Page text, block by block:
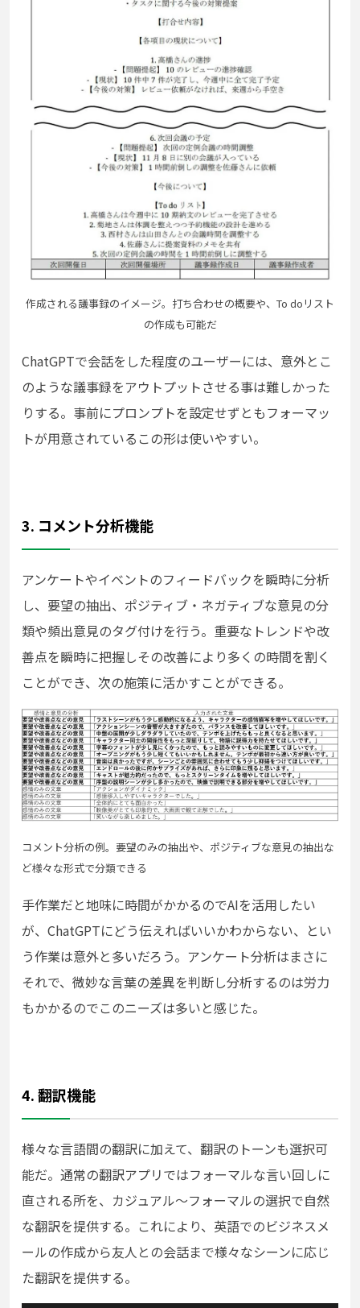
作成される議事録のイメージ。打ち合わせの概要や、To doリスト
の作成も可能だ
ChatGPTで会話をした程度のユーザーには、意外とこ
のような議事録をアウトプットさせる事は難しかった
りする。事前にプロンプトを設定せずともフォーマッ
トが用意されているこの形は使いやすい。
3. コメント分析機能
アンケートやイベントのフィードバックを瞬時に分析
し、要望の抽出、ポジティブ・ネガティブな意見の分
類や頻出意見のタグ付けを行う。重要なトレンドや改
善点を瞬時に把握しその改善により多くの時間を割く
ことができ、次の施策に活かすことができる。
コメント分析の例。要望のみの抽出や、ポジティブな意見の抽出な
ど様々な形式で分類できる
手作業だと地味に時間がかかるのでAIを活用したい
が、ChatGPTにどう伝えればいいかわからない、とい
う作業は意外と多いだろう。アンケート分析はまさに
それで、微妙な言葉の差異を判断し分析するのは労力
もかかるのでこのニーズは多いと感じた。
4. 翻訳機能
様々な言語間の翻訳に加えて、翻訳のトーンも選択可
能だ。通常の翻訳アプリではフォーマルな言い回しに
直される所を、カジュアル～フォーマルの選択で自然
な翻訳を提供する。これにより、英語でのビジネスメ
ールの作成から友人との会話まで様々なシーンに応じ
た翻訳を提供する。